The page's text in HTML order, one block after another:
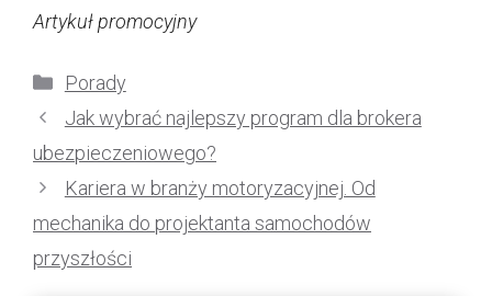
Artykuł promocyjny
Kategorie
Porady
Jak wybrać najlepszy program dla brokera
ubezpieczeniowego?
Kariera w branży motoryzacyjnej. Od
mechanika do projektanta samochodów
przyszłości